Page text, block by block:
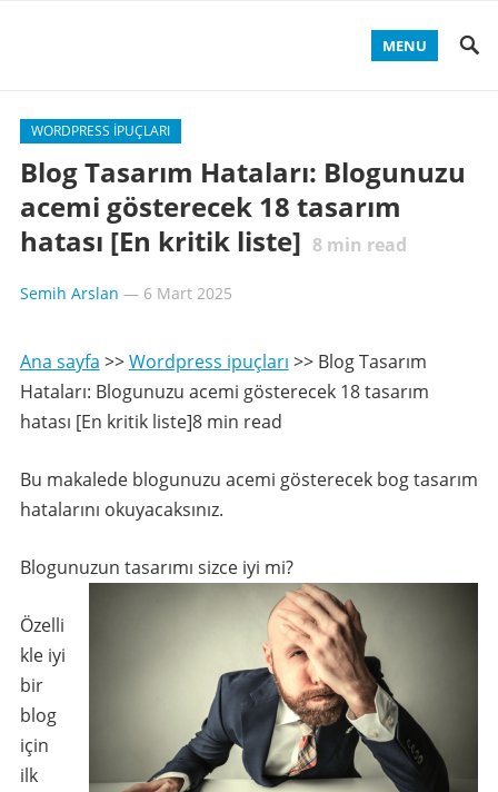
MENU
WORDPRESS IPUÇLARI
Blog Tasarım Hataları: Blogunuzu
acemi gösterecek 18 tasarım
hatası [En kritik liste] 8min read
Semih Arslan — 6 Mart 2025
Ana sayfa >>Wordpress ipuçları >> Blog Tasarım
Hataları: Blogunuzu acemi gösterecek 18 tasarım
hatası [En kritik liste]8 min read
Bu makalede blogunuzu acemi gösterecek bog tasarım
hatalarını okuyacaksınız.
Blogunuzun tasarımı sizce iyi mi?
Özelli
kle iyi
bir
blog
için
ilk